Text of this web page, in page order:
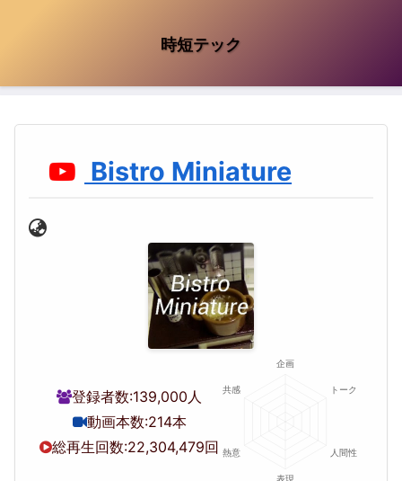
時短テック
Bistro Miniature
登録者数:139,000人
動画本数:214本
総再生回数:22,304,479回